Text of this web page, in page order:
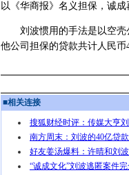
以《华商报》名义担保，诚
刘波惯用的手法是以空壳
他公司担保的贷款共计人民币
■相关连接
搜狐财经时评：传媒大亨
南方周末：刘波的40亿贷
好友姜汤爆料：许晴和刘
“诚成文化”刘波逃匿案件